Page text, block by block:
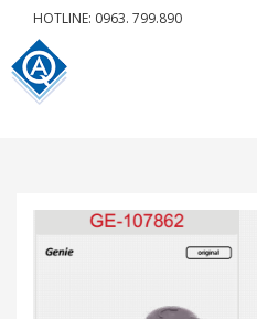
HOTLINE: 0963. 799.890